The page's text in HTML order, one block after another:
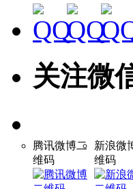
关注微
腾讯微博二
维码
新浪微
维码